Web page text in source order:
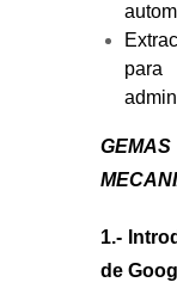
GEMAS
1.-
de